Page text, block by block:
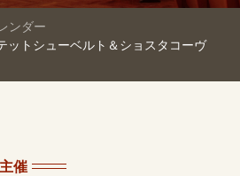
ンダー
ットシューベルト＆ショスタコーヴ
催